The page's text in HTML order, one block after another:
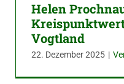
Helen
Vogtland
22. Dezember 2025 |